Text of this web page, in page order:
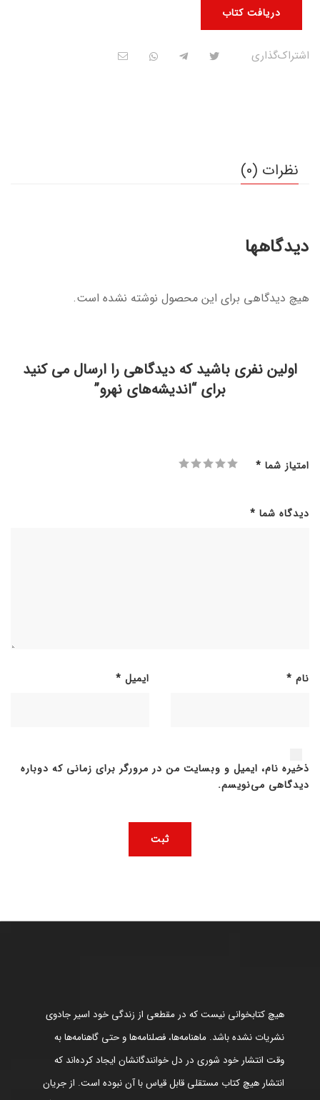
دریافت کتاب
اشتراک‌گذاری
نظرات (0)
دیدگاهها
هیچ دیدگاهی برای این محصول نوشته نشده است.
اولین نفری باشید که دیدگاهی را ارسال می کنید
برای “اندیشه‌های نهرو”
امتیاز شما *
دیدگاه شما *
نام * ایمیل *
ذخیره نام، ایمیل و وبسایت من در مرورگر برای زمانی که دوباره
دیدگاهی می‌نویسم.
هیچ کتابخوانی نیست که در مقطعی از زندگی خود اسیر جادوی
نشریات نشده باشد. ماهنامه‌ها، فصلنامه‌ها و حتی گاهنامه‌ها به
وقت انتشار خود شوری در دل خوانندگانشان ایجاد کرده‌اند که
انتشار هیچ کتاب مستقلی قابل قیاس با آن نبوده است. از جریان